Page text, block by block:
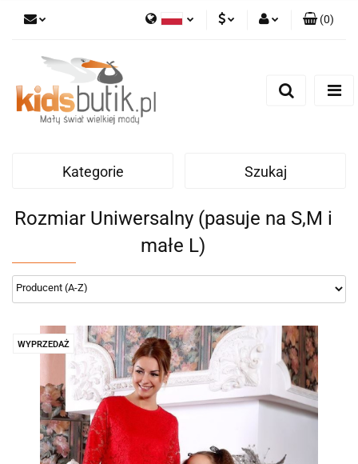
(0)
Kategorie Szukaj
Rozmiar Uniwersalny (pasuje na S,M i
małe L)
WYPRZEDAŻ